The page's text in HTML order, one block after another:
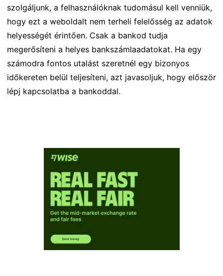
szolgáljunk, a felhasználóknak tudomásul kell venniük,
hogy ezt a weboldalt nem terheli felelősség az adatok
helyességét érintően. Csak a bankod tudja
megerősíteni a helyes bankszámlaadatokat. Ha egy
számodra fontos utalást szeretnél egy bizonyos
időkereten belül teljesíteni, azt javasoljuk, hogy először
lépj kapcsolatba a bankoddal.